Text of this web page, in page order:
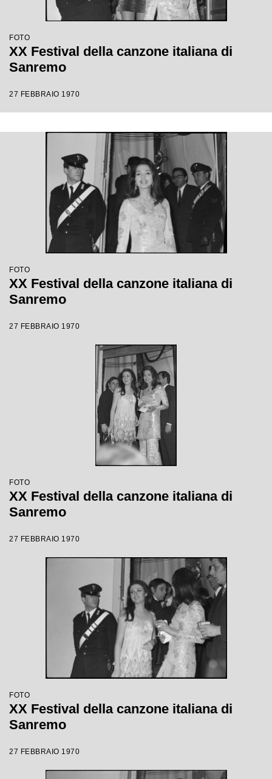
FOTO
XX Festival della canzone italiana di
Sanremo
27 FEBBRAIO 1970
FOTO
XX Festival della canzone italiana di
Sanremo
27 FEBBRAIO 1970
FOTO
XX Festival della canzone italiana di
Sanremo
27 FEBBRAIO 1970
FOTO
XX Festival della canzone italiana di
Sanremo
27 FEBBRAIO 1970